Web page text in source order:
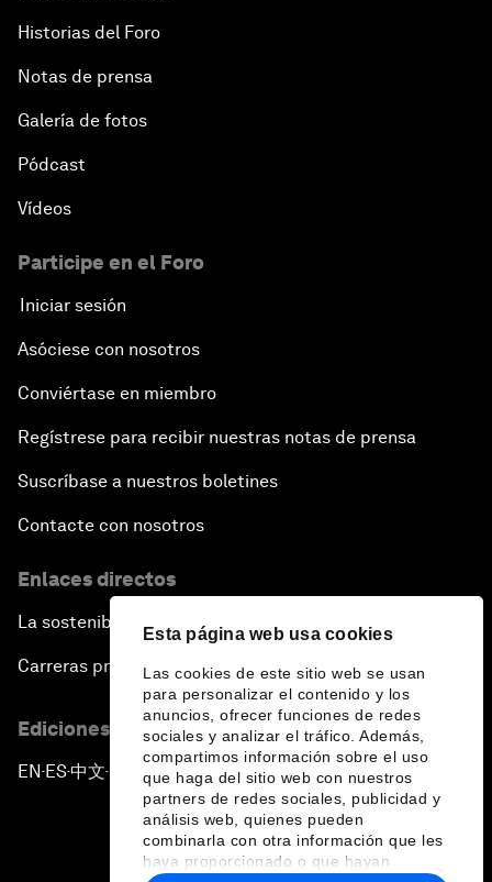
Esta página web usa cookies
Las cookies de este sitio web se usan
para personalizar el contenido y los
anuncios, ofrecer funciones de redes
sociales y analizar el tráfico. Además,
compartimos información sobre el uso
que haga del sitio web con nuestros
partners de redes sociales, publicidad y
análisis web, quienes pueden
combinarla con otra información que les
haya proporcionado o que hayan
Historias del Foro
Notas de prensa
Galería de fotos
Pódcast
Vídeos
Participe en el Foro
Iniciar sesión
Asóciese con nosotros
Conviértase en miembro
Regístrese para recibir nuestras notas de prensa
Suscríbase a nuestros boletines
Contacte con nosotros
Enlaces directos
La sostenibilidad en el Foro
Carreras profesionales
Ediciones en otros idiomas
EN ▪ES▪中文▪ 日本語